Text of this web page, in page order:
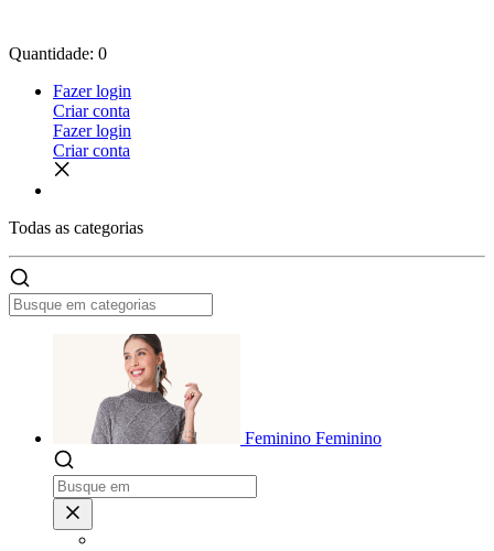
Quantidade: 0
Fazer login
Criar conta
Fazer login
Criar conta
Todas as categorias
Feminino Feminino